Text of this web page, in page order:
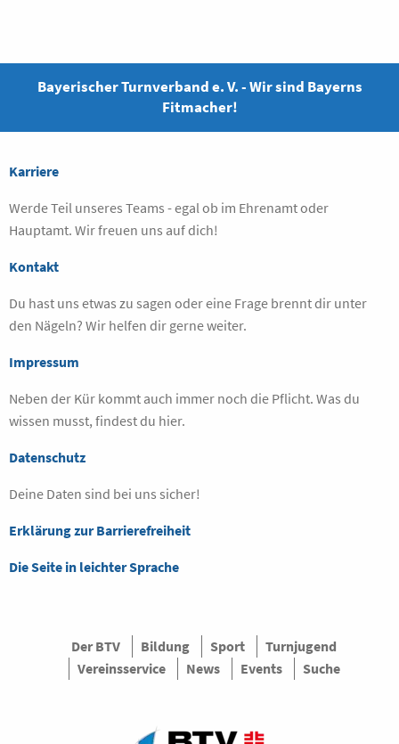
Bayerischer Turnverband e. V. - Wir sind Bayerns
Fitmacher!
Karriere
Werde Teil unseres Teams - egal ob im Ehrenamt oder
Hauptamt. Wir freuen uns auf dich!
Kontakt
Du hast uns etwas zu sagen oder eine Frage brennt dir unter
den Nägeln? Wir helfen dir gerne weiter.
Impressum
Neben der Kür kommt auch immer noch die Pflicht. Was du
wissen musst, findest du hier.
Datenschutz
Deine Daten sind bei uns sicher!
Erklärung zur Barrierefreiheit
Die Seite in leichter Sprache
Der BTV Bildung Sport
Turnjugend
Vereinsservice
News Events Suche